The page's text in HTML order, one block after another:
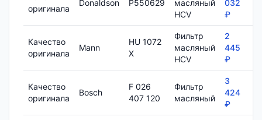
оригинала
Donaldson P550629
масляный
HCV
032
₽
Качество
оригинала
Mann
HU 1072
X
Фильтр
масляный
HCV
2
445
₽
Качество
оригинала
Bosch
F 026
407 120
Фильтр
масляный
3
424
₽